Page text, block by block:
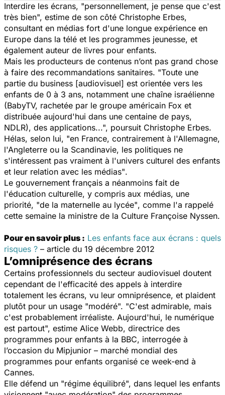
Interdire les écrans, "personnellement, je pense que c'est
très bien", estime de son côté Christophe Erbes,
consultant en médias fort d'une longue expérience en
Europe dans la télé et les programmes jeunesse, et
également auteur de livres pour enfants.
Mais les producteurs de contenus n’ont pas grand chose
à faire des recommandations sanitaires. "Toute une
partie du business [audiovisuel] est orientée vers les
enfants de 0 à 3 ans, notamment une chaîne israélienne
(BabyTV, rachetée par le groupe américain Fox et
distribuée aujourd'hui dans une centaine de pays,
NDLR), des applications...", poursuit Christophe Erbes.
Hélas, selon lui, "en France, contrairement à l'Allemagne,
l'Angleterre ou la Scandinavie, les politiques ne
s'intéressent pas vraiment à l'univers culturel des enfants
et leur relation avec les médias".
Le gouvernement français a néanmoins fait de
l'éducation culturelle, y compris aux médias, une
priorité, "de la maternelle au lycée", comme l'a rappelé
cette semaine la ministre de la Culture Françoise Nyssen.
Pour en savoir plus : Les enfants face aux écrans : quels
risques ? – article du 19 décembre 2012
L’omniprésence des écrans
Certains professionnels du secteur audiovisuel doutent
cependant de l'efficacité des appels à interdire
totalement les écrans, vu leur omniprésence, et plaident
plutôt pour un usage "modéré". "C'est admirable, mais
c'est probablement irréaliste. Aujourd'hui, le numérique
est partout", estime Alice Webb, directrice des
programmes pour enfants à la BBC, interrogée à
l’occasion du Mipjunior – marché mondial des
programmes pour enfants organisé ce week-end à
Cannes.
Elle défend un "régime équilibré", dans lequel les enfants